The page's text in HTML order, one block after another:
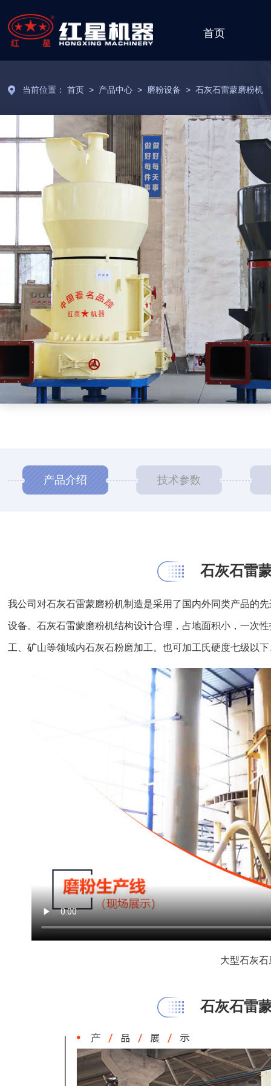
首页
当前位置： 首页 > 产品中心 > 磨粉设备 > 石灰石雷蒙磨粉机
产品介绍 技术参数
石灰石雷
我公司对石灰石雷蒙磨粉机制造是采用了国内外同类产品的
设备。石灰石雷蒙磨粉机结构设计合理，占地面积小，一次
工、矿山等领域内石灰石粉磨加工。也可加工氏硬度七级以
大型石灰
石灰石雷